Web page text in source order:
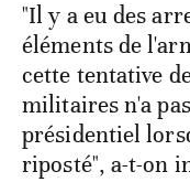
"Il y a eu des
éléments de
cette tentative
militaires n'a
présidentiel
riposté", a-t-on